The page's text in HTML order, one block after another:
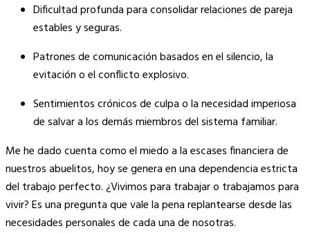
Dificultad profunda para consolidar relaciones de pareja
estables y seguras.
Patrones de comunicación basados en el silencio, la
evitación o el conflicto explosivo.
Sentimientos crónicos de culpa o la necesidad imperiosa
de salvar a los demás miembros del sistema familiar.
Me he dado cuenta como el miedo a la escases financiera de
nuestros abuelitos, hoy se genera en una dependencia estricta
del trabajo perfecto. ¿Vivimos para trabajar o trabajamos para
vivir? Es una pregunta que vale la pena replantearse desde las
necesidades personales de cada una de nosotras.